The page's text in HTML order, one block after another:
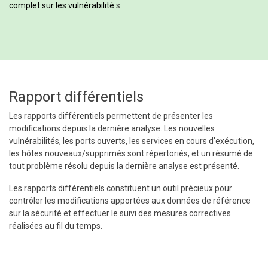
complet sur les vulnérabilité s.
Rapport différentiels
Les rapports différentiels permettent de présenter les
modifications depuis la dernière analyse. Les nouvelles
vulnérabilités, les ports ouverts, les services en cours d'exécution,
les hôtes nouveaux/supprimés sont répertoriés, et un résumé de
tout problème résolu depuis la dernière analyse est présenté.
Les rapports différentiels constituent un outil précieux pour
contrôler les modifications apportées aux données de référence
sur la sécurité et effectuer le suivi des mesures correctives
réalisées au fil du temps.